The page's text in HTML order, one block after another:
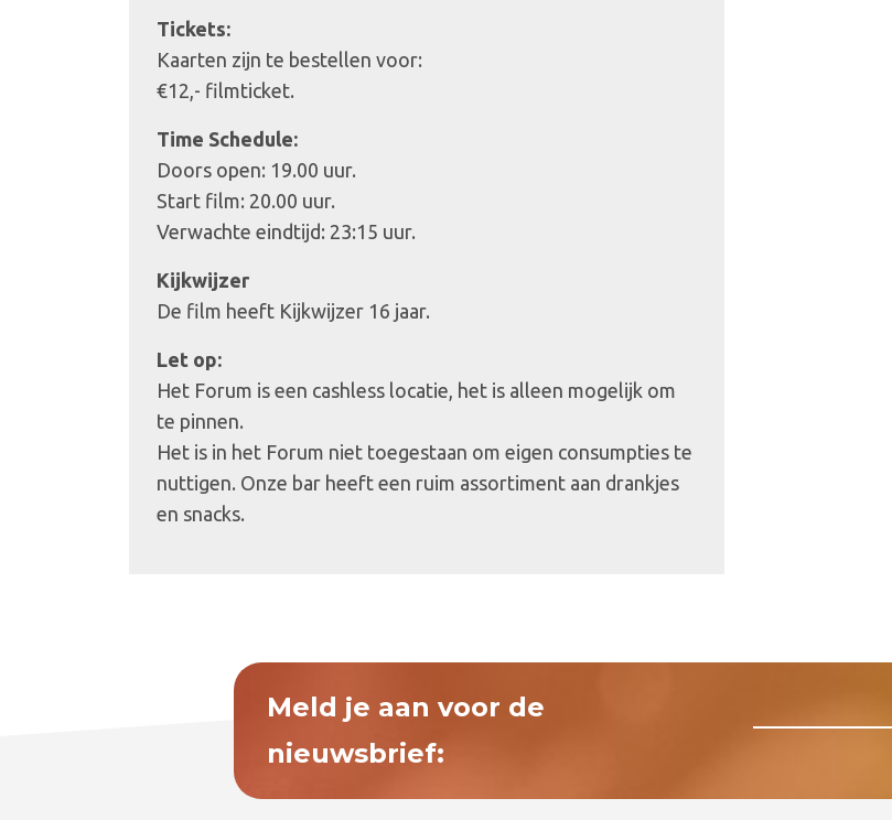
Tickets:
Kaarten zijn te bestellen voor:
€12,- filmticket.
Time Schedule:
Doors open: 19.00 uur.
Start film: 20.00 uur.
Verwachte eindtijd: 23:15 uur.
Kijkwijzer
De film heeft Kijkwijzer 16 jaar.
Let op:
Het Forum is een cashless locatie, het is alleen mogelijk om
te pinnen.
Het is in het Forum niet toegestaan om eigen consumpties te
nuttigen. Onze bar heeft een ruim assortiment aan drankjes
en snacks.
Meld je aan voor de
nieuwsbrief: